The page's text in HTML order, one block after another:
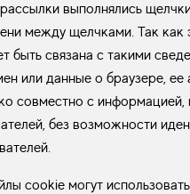
выполнялись
между щелчками. Так как
быть связана с такими
или данные о браузере, ее
совместно с информацией,
без возможности
cookie могут